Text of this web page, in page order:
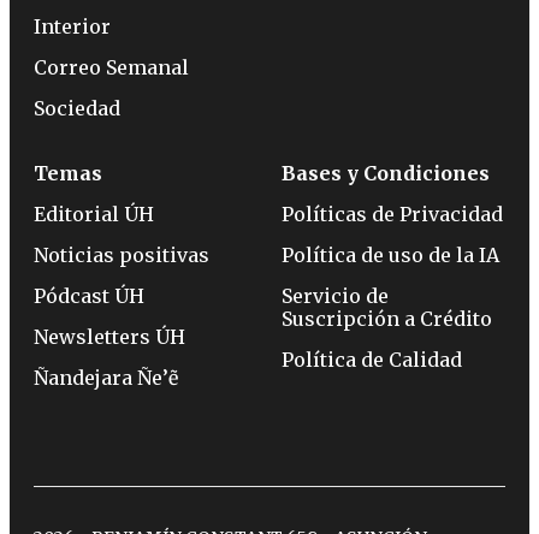
Interior
Correo Semanal
Sociedad
Temas
Editorial ÚH
Noticias positivas
Pódcast ÚH
Newsletters ÚH
Ñandejara Ñe’ẽ
Bases y Condiciones
Políticas de Privacidad
Política de uso de la IA
Servicio de
Suscripción a Crédito
Política de Calidad